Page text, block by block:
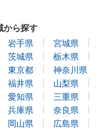
から探す
岩手県 宮城県
茨城県 栃木県
東京都 神奈川県
福井県 山梨県
愛知県 三重県
兵庫県 奈良県
岡山県 広島県